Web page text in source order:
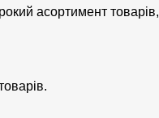
асортимент